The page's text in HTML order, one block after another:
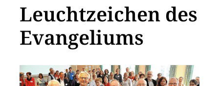
Leuchtzeichen des
Evangeliums